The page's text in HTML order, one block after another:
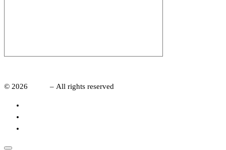
© 2026
– All rights reserved